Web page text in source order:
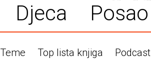
Djeca Posao
Teme Top lista knjiga Podcast